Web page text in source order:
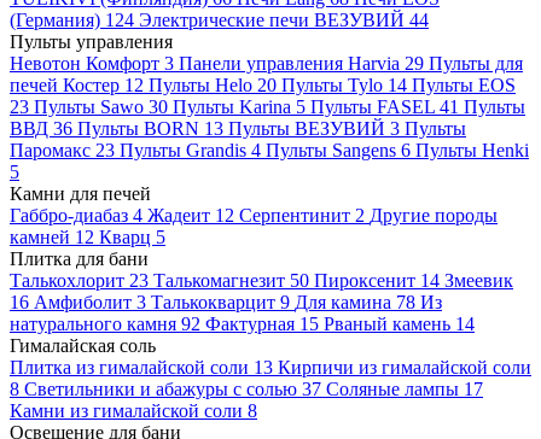
(Германия) 124 Электрические печи ВЕЗУВИЙ 44
Пульты управления
Невотон Комфорт 3 Панели управления Harvia 29 Пульты для
печей Костер 12 Пульты Helo 20 Пульты Tylo 14 Пульты EOS
23 Пульты Sawo 30 Пульты Karina 5 Пульты FASEL 41 Пульты
ВВД 36 Пульты BORN 13 Пульты ВЕЗУВИЙ 3 Пульты
Паромакс 23 Пульты Grandis 4 Пульты Sangens 6 Пульты Henki
5
Камни для печей
Габбро-диабаз 4 Жадеит 12 Серпентинит 2 Другие породы
камней 12 Кварц 5
Плитка для бани
Талькохлорит 23 Талькомагнезит 50 Пироксенит 14 Змеевик
16 Амфиболит 3 Талькокварцит 9 Для камина 78 Из
натурального камня 92 Фактурная 15 Рваный камень 14
Гималайская соль
Плитка из гималайской соли 13 Кирпичи из гималайской соли
8 Светильники и абажуры с солью 37 Соляные лампы 17
Камни из гималайской соли 8
Освещение для бани